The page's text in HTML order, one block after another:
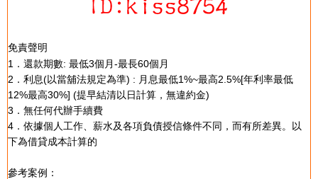
免責聲明
1．還款期數: 最低3個月-最長60個月
2．利息(以當舖法規定為準) : 月息最低1%~最高2.5%[年利率最低
12%最高30%] (提早結清以日計算，無違約金)
3．無任何代辦手續費
4．依據個人工作、薪水及各項負債授信條件不同，而有所差異。以
下為借貸成本計算的
參考案例：